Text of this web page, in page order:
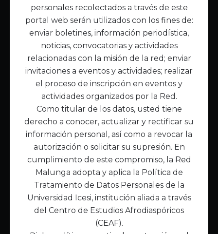
Enlaces Principales
Inicio
Acerca de Malunga
Nuestra misión
Quiénes somos
Enlaces de interés
Publicaciones
Noticias
Contáctanos
Política de Tratamiento de Datos
personales recolectados a través de este
portal web serán utilizados con los fines de:
enviar boletines, información periodística,
noticias, convocatorias y actividades
relacionadas con la misión de la red; enviar
invitaciones a eventos y actividades; realizar
el proceso de inscripción en eventos y
actividades organizados por la Red.
Como titular de los datos, usted tiene
derecho a conocer, actualizar y rectificar su
información personal, así como a revocar la
autorización o solicitar su supresión. En
cumplimiento de este compromiso, la Red
Malunga adopta y aplica la Política de
Tratamiento de Datos Personales de la
Universidad Icesi, institución aliada a través
del Centro de Estudios Afrodiaspóricos
(CEAF).